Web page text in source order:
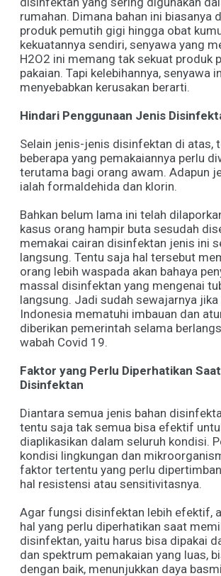
rumahan. Dimana bahan ini biasanya
produk pemutih gigi hingga obat
kekuatannya sendiri, senyawa yang
H2O2 ini memang tak sekuat produk
pakaian. Tapi kelebihannya, senyawa
menyebabkan kerusakan berarti.
Hindari Penggunaan Jenis
Selain jenis-jenis disinfektan di atas,
beberapa yang pemakaiannya perlu
terutama bagi orang awam. Adapun
ialah formaldehida dan klorin.
Bahkan belum lama ini telah
kasus orang hampir buta sesudah
memakai cairan disinfektan jenis ini
langsung. Tentu saja hal tersebut
orang lebih waspada akan bahaya
massal disinfektan yang mengenai
langsung. Jadi sudah sewajarnya
Indonesia mematuhi imbauan dan
diberikan pemerintah selama
wabah Covid 19.
Faktor yang Perlu Diperhatikan
Disinfektan
Diantara semua jenis bahan
tentu saja tak semua bisa efektif
diaplikasikan dalam seluruh kondisi.
kondisi lingkungan dan
faktor tertentu yang perlu
hal resistensi atau sensitivitasnya.
Agar fungsi disinfektan lebih efektif,
hal yang perlu diperhatikan saat
disinfektan, yaitu harus bisa dipakai
dan spektrum pemakaian yang luas,
dengan baik, menunjukkan daya